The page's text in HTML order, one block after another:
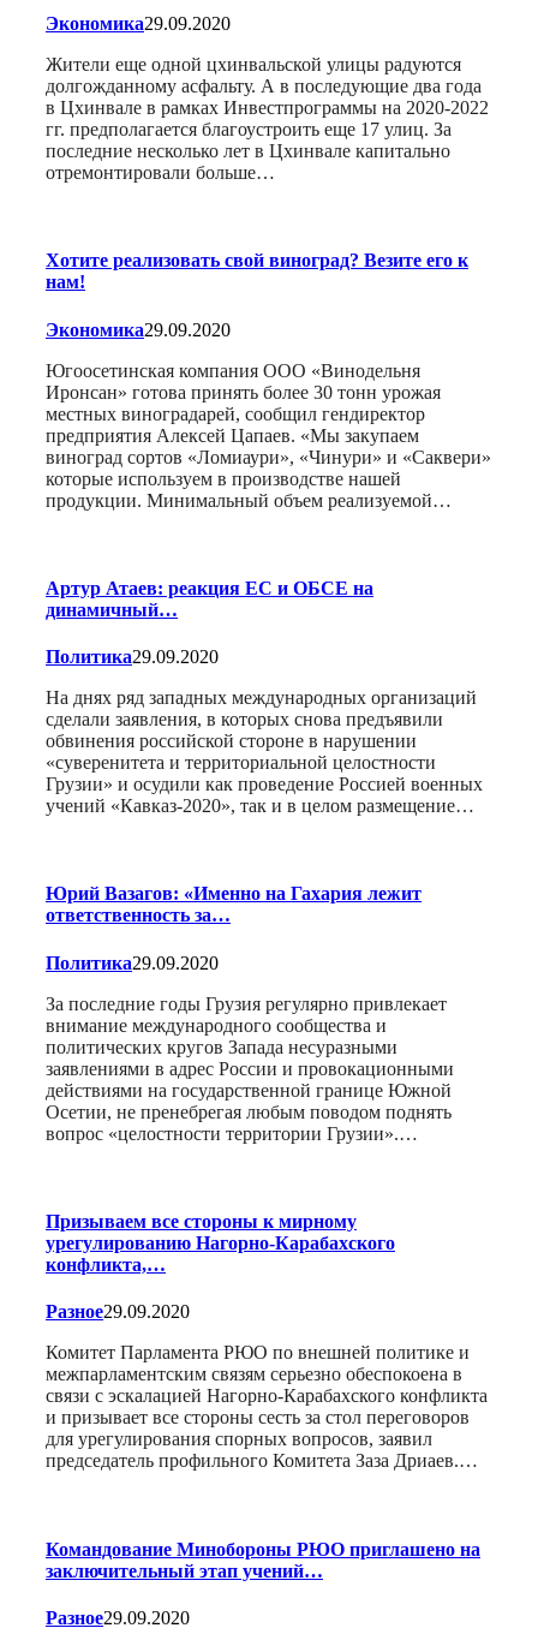
Экономика29.09.2020
Жители еще одной цхинвальской улицы радуются
долгожданному асфальту. А в последующие два года
в Цхинвале в рамках Инвестпрограммы на 2020-2022
гг. предполагается благоустроить еще 17 улиц. За
последние несколько лет в Цхинвале капитально
отремонтировали больше…
Хотите реализовать свой виноград? Везите его к
нам!
Экономика29.09.2020
Югоосетинская компания ООО «Винодельня
Иронсан» готова принять более 30 тонн урожая
местных виноградарей, сообщил гендиректор
предприятия Алексей Цапаев. «Мы закупаем
виноград сортов «Ломиаури», «Чинури» и «Саквери»
которые используем в производстве нашей
продукции. Минимальный объем реализуемой…
Артур Атаев: реакция ЕС и ОБСЕ на
динамичный…
Политика29.09.2020
На днях ряд западных международных организаций
сделали заявления, в которых снова предъявили
обвинения российской стороне в нарушении
«суверенитета и территориальной целостности
Грузии» и осудили как проведение Россией военных
учений «Кавказ-2020», так и в целом размещение…
Юрий Вазагов: «Именно на Гахария лежит
ответственность за…
Политика29.09.2020
За последние годы Грузия регулярно привлекает
внимание международного сообщества и
политических кругов Запада несуразными
заявлениями в адрес России и провокационными
действиями на государственной границе Южной
Осетии, не пренебрегая любым поводом поднять
вопрос «целостности территории Грузии».…
Призываем все стороны к мирному
урегулированию Нагорно-Карабахского
конфликта,…
Разное29.09.2020
Комитет Парламента РЮО по внешней политике и
межпарламентским связям серьезно обеспокоена в
связи с эскалацией Нагорно-Карабахского конфликта
и призывает все стороны сесть за стол переговоров
для урегулирования спорных вопросов, заявил
председатель профильного Комитета Заза Дриаев.…
Командование Минобороны РЮО приглашено на
заключительный этап учений…
Разное29.09.2020